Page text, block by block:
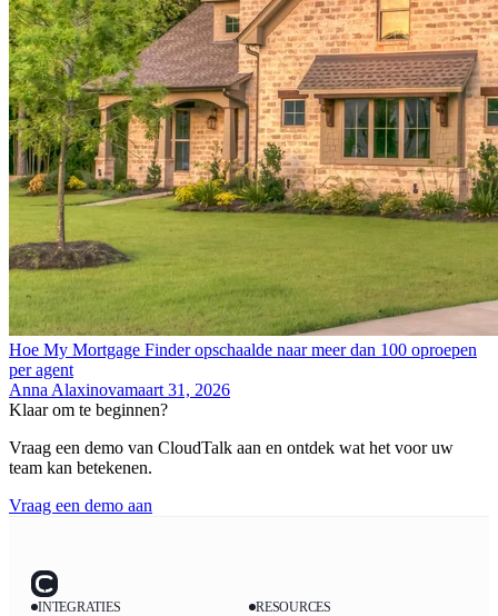
Hoe My Mortgage Finder opschaalde naar meer dan 100 oproepen
per agent
Anna Alaxinovamaart 31, 2026
Klaar om te beginnen?
Vraag een demo van CloudTalk aan en ontdek wat het voor uw
team kan betekenen.
Vraag een demo aan
INTEGRATIES RESOURCES